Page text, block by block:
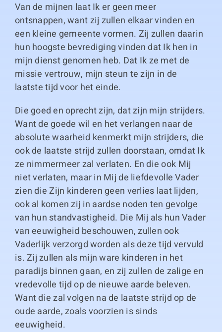
Van de mijnen laat Ik er geen meer
ontsnappen, want zij zullen elkaar vinden en
een kleine gemeente vormen. Zij zullen daarin
hun hoogste bevrediging vinden dat Ik hen in
mijn dienst genomen heb. Dat Ik ze met de
missie vertrouw, mijn steun te zijn in de
laatste tijd voor het einde.
Die goed en oprecht zijn, dat zijn mijn strijders.
Want de goede wil en het verlangen naar de
absolute waarheid kenmerkt mijn strijders, die
ook de laatste strijd zullen doorstaan, omdat Ik
ze nimmermeer zal verlaten. En die ook Mij
niet verlaten, maar in Mij de liefdevolle Vader
zien die Zijn kinderen geen verlies laat lijden,
ook al komen zij in aardse noden ten gevolge
van hun standvastigheid. Die Mij als hun Vader
van eeuwigheid beschouwen, zullen ook
Vaderlijk verzorgd worden als deze tijd vervuld
is. Zij zullen als mijn ware kinderen in het
paradijs binnen gaan, en zij zullen de zalige en
vredevolle tijd op de nieuwe aarde beleven.
Want die zal volgen na de laatste strijd op de
oude aarde, zoals voorzien is sinds
eeuwigheid.